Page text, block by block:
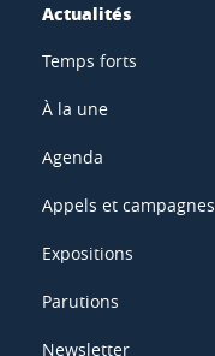
Actualités
Temps forts
À la une
Agenda
Appels et campagnes
Expositions
Parutions
Newsletter